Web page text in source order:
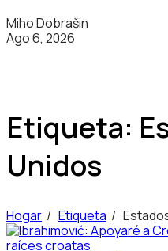
Miho Dobrašin
Ago 6, 2026
Etiqueta:
Unidos
Hogar / Etiqueta /